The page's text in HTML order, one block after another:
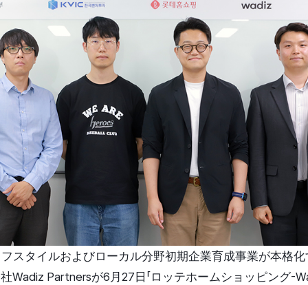
スタイルおよびローカル分野初期企業育成事業が本格
Wadiz Partnersが6月27日「ロッテホームショッピング-